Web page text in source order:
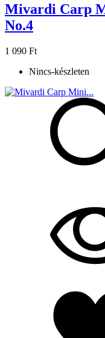
Mivardi Carp
No.4
1 090 Ft
Nincs-készleten